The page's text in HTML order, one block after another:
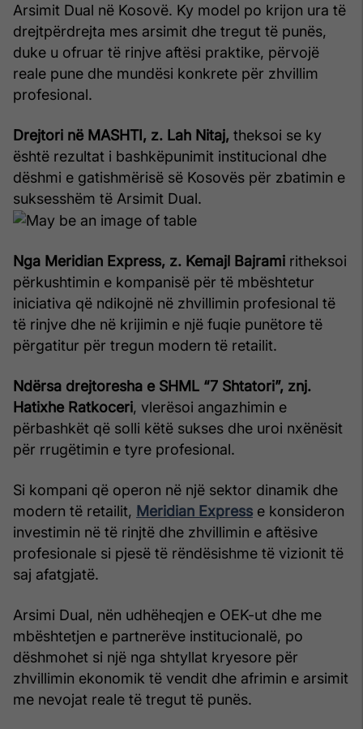
Arsimit Dual në Kosovë. Ky model po krijon ura të
drejtpërdrejta mes arsimit dhe tregut të punës,
duke u ofruar të rinjve aftësi praktike, përvojë
reale pune dhe mundësi konkrete për zhvillim
profesional.
Drejtori në MASHTI, z. Lah Nitaj, theksoi se ky
është rezultat i bashkëpunimit institucional dhe
dëshmi e gatishmërisë së Kosovës për zbatimin e
suksesshëm të Arsimit Dual.
Nga Meridian Express, z. Kemajl Bajrami ritheksoi
përkushtimin e kompanisë për të mbështetur
iniciativa që ndikojnë në zhvillimin profesional të
të rinjve dhe në krijimin e një fuqie punëtore të
përgatitur për tregun modern të retailit.
Ndërsa drejtoresha e SHML “7 Shtatori”, znj.
Hatixhe Ratkoceri, vlerësoi angazhimin e
përbashkët që solli këtë sukses dhe uroi nxënësit
për rrugëtimin e tyre profesional.
Si kompani që operon në një sektor dinamik dhe
modern të retailit, Meridian Express e konsideron
investimin në të rinjtë dhe zhvillimin e aftësive
profesionale si pjesë të rëndësishme të vizionit të
saj afatgjatë.
Arsimi Dual, nën udhëheqjen e OEK-ut dhe me
mbështetjen e partnerëve institucionalë, po
dëshmohet si një nga shtyllat kryesore për
zhvillimin ekonomik të vendit dhe afrimin e arsimit
me nevojat reale të tregut të punës.